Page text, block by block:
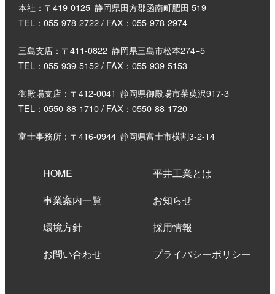
本社：〒419-0125 静岡県田方郡函南町肥田 519
TEL：055-978-2722 / FAX：055-978-2974
三島支店：〒411-0822 静岡県三島市松本274−5
TEL：055-939-5152 / FAX：055-939-5153
御殿場支店：〒412-0041 静岡県御殿場市茱萸沢917-3
TEL：0550-88-1710 / FAX：0550-88-1720
富士事務所：〒416-0944 静岡県富士市横割3-2-14
HOME
平井工業とは
事業案内一覧
お知らせ
環境方針
採用情報
お問い合わせ
プライバシーポリシー